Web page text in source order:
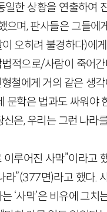
한 상황을 연출하여
으며, 판사들은 그들
오히려 불경하다)에
적으로/사람이 죽어
철에게 거의 같은 생
문학은 법과도 싸워야
은, 우리는 그런 나
루어진 사막”이라고
라”(377면)라고 했다.
‘사막’은 비유에 그